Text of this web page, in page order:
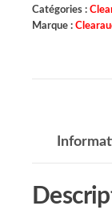
Catégories :
Marque :